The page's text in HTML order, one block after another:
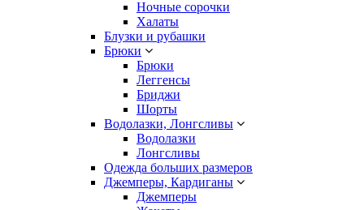
Ночные сорочки
Халаты
Блузки и рубашки
Брюки
Брюки
Леггенсы
Бриджи
Шорты
Водолазки, Лонгсливы
Водолазки
Лонгсливы
Одежда больших размеров
Джемперы, Кардиганы
Джемперы